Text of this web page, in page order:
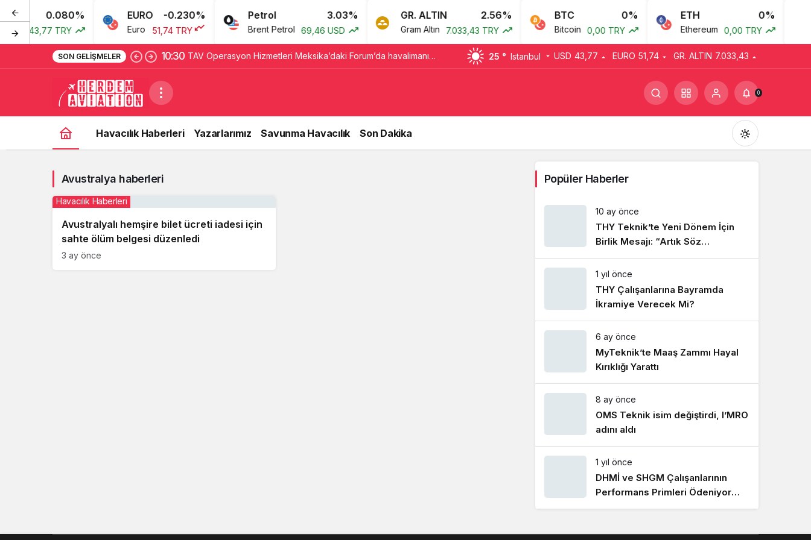
0.080%
43,77 TRY
EURO -0.230%
Euro 51,74 TRY
Petrol 3.03%
Brent Petrol 69,46 USD
GR. ALTIN 2.56%
Gram Altın 7.033,43 TRY
BTC 0%
Bitcoin 0,00 TRY
ETH 0%
Ethereum 0,00 TRY
SON GELIŞMELER 10:30 TAV Operasyon Hizmetleri Meksika’daki Forum’da havalimanı 25 ° Istanbul USD 43,77 EURO 51,74 GR. ALTIN 7.033,43
0
Havacılık Haberleri Yazarlarımız Savunma Havacılık Son Dakika
Gündüz Modu
Gündüz modunu seçin.
Gece Modu
Gece modunu seçin.
Sistem modunu seçin.
Avustralya haberleri
Avustralyalı hemşire bilet ücreti iadesi için
sahte ölüm belgesi düzenledi
Havacılık Haberleri
3 ay önce
Popüler Haberler
10 ay önce
THY Teknik’te Yeni Dönem İçin
Birlik Mesajı: “Artık Söz
Emekçinin”
1 yıl önce
THY Çalışanlarına Bayramda
İkramiye Verecek Mi?
6 ay önce
MyTeknik’te Maaş Zammı Hayal
Kırıklığı Yarattı
8 ay önce
OMS Teknik isim değiştirdi, I’MRO
adını aldı
1 yıl önce
DHMİ ve SHGM Çalışanlarının
Performans Primleri Ödeniyor
Mu?